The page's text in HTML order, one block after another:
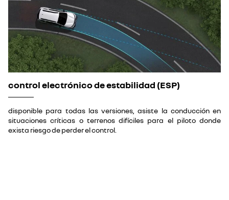
control electrónico de estabilidad (ESP)
disponible para todas las versiones, asiste la conducción en
situaciones críticas o terrenos difíciles para el piloto donde
exista riesgo de perder el control.